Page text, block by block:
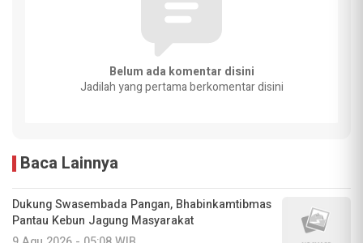
Belum ada komentar disini
Jadilah yang pertama berkomentar disini
Baca Lainnya
Dukung Swasembada Pangan, Bhabinkamtibmas
Pantau Kebun Jagung Masyarakat